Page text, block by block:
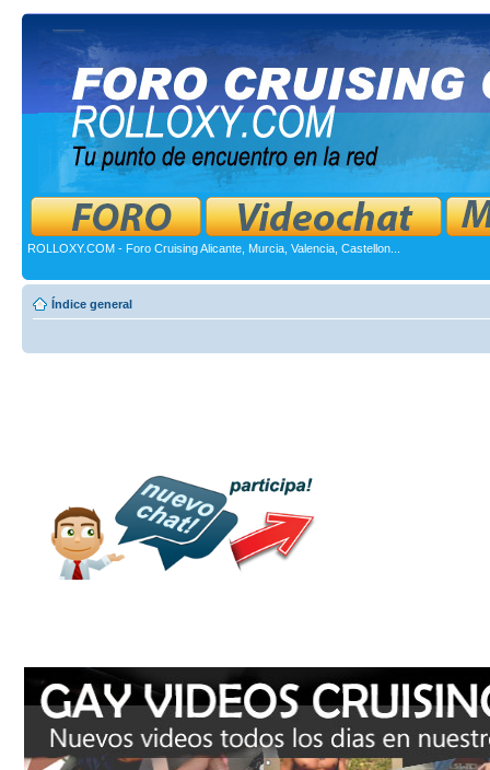
ROLLOXY.COM - Foro Cruising Alicante, Murcia, Valencia, Castellon...
Índice general